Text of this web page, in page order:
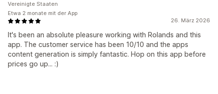
26. März 2026
It's been an absolute pleasure working with Rolands and this
app. The customer service has been 10/10 and the apps
content generation is simply fantastic. Hop on this app before
prices go up... :)
Vereinigte Staaten
Etwa 2 monate mit der App